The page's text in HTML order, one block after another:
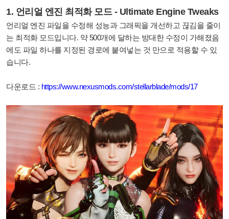
1. 언리얼 엔진 최적화 모드 - Ultimate Engine Tweaks
언리얼 엔진 파일을 수정해 성능과 그래픽을 개선하고 끊김을 줄이
는 최적화 모드입니다. 약 500개에 달하는 방대한 수정이 가해졌음
에도 파일 하나를 지정된 경로에 붙여넣는 것 만으로 적용할 수 있
습니다.
다운로드 : https://www.nexusmods.com/stellarblade/mods/17